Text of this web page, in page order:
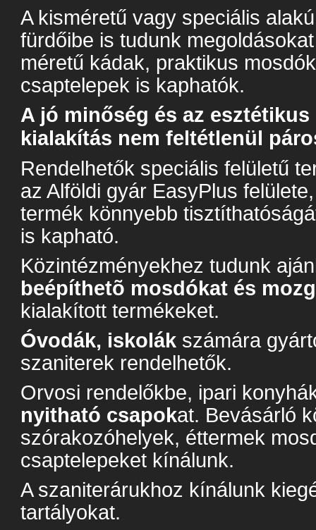
A kisméretű vagy speciális
fürdőibe is tudunk
méretű kádak, praktikus
csaptelepek is kaphatók.
A jó minőség és az esztétikus
kialakítás nem feltétlenül
Rendelhetők speciális felületű
az Alföldi gyár EasyPlus
termék könnyebb
is kapható.
Közintézményekhez tudunk
beépíthetõ mosdókat és
kialakított termékeket.
Óvodák, iskolák számára
szaniterek rendelhetők.
Orvosi rendelőkbe, ipari
nyitható csapokat. Bevásárló
szórakozóhelyek, éttermek
csaptelepeket kínálunk.
A szaniterárukhoz kínálunk
tartályokat.